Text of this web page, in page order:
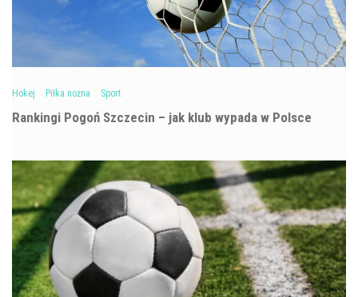
Hokej Piłka nożna Sport
Rankingi Pogoń Szczecin – jak klub wypada w Polsce